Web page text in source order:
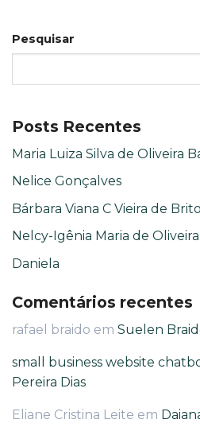
Pesquisar
Posts Recentes
Maria Luiza Silva de Oliveira
Nelice Gonçalves
Bárbara Viana C Vieira de Brito
Nelcy-Igênia Maria de
Daniela
Comentários recentes
rafael braido em Suelen
small business website
Pereira Dias
Eliane Cristina Leite em